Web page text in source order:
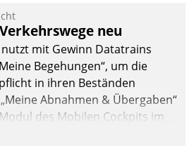
neu
nutzt mit Gewinn Datatrains
Begehungen“, um die
in ihren Beständen
Abnahmen & Übergaben“
des Mobilen Cockpits im